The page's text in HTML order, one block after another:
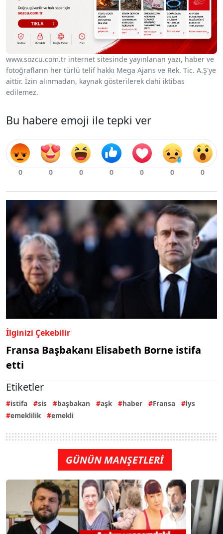
www.sozcu.com.tr internet sitesinde yayınlanan yazı, haber ve
fotoğrafların her türlü telif hakkı Mega Ajans ve Rek. Tic. A.Ş'ye
aittir. İzin alınmadan, kaynak gösterilerek dahi iktibas
edilemez.
Bu habere emoji ile tepki ver
İlginizi Çekebilir
Fransa Başbakanı Elisabeth Borne istifa
etti
Etiketler
istifa sis başbakan aşk haber Fransa
lys
emeklilik
emekli
GÜNÜN MANŞETLERİ